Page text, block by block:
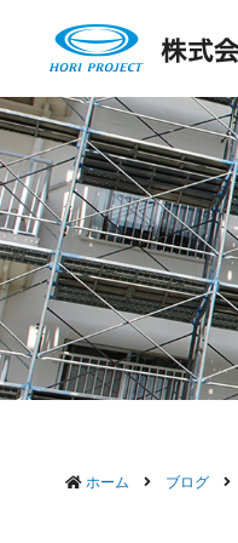
ホーム ブログ